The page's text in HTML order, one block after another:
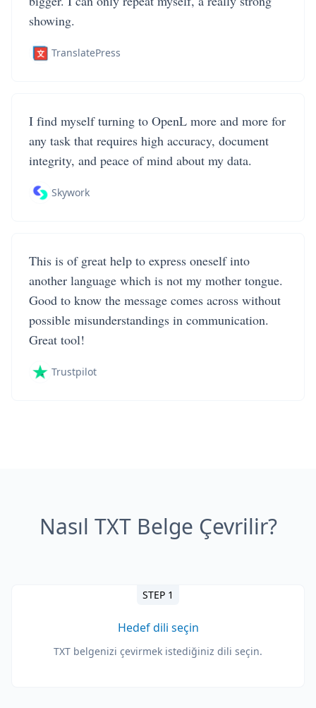
showing.
TranslatePress
I find myself turning to OpenL more and more for
any task that requires high accuracy, document
integrity, and peace of mind about my data.
Skywork
This is of great help to express oneself into
another language which is not my mother tongue.
Good to know the message comes across without
possible misunderstandings in communication.
Great tool!
Trustpilot
Nasıl TXT Belge Çevrilir?
STEP 1
Hedef dili seçin
TXT belgenizi çevirmek istediğiniz dili seçin.